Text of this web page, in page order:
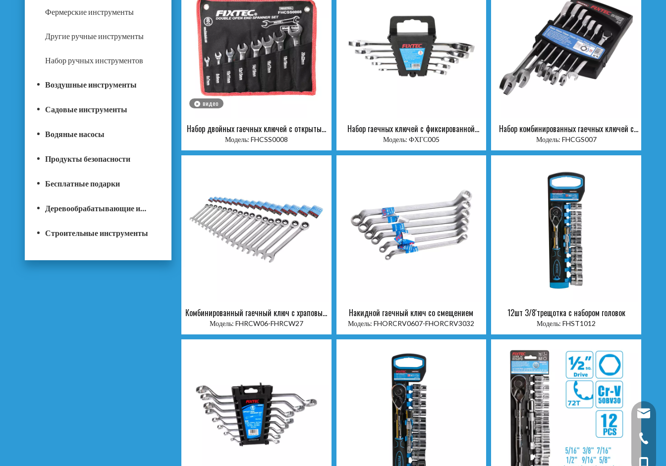
Фермерские инструменты
Другие ручные инструменты
Набор ручных инструментов
Воздушные инструменты
Садовые инструменты
Водяные насосы
Продукты безопасности
Бесплатные подарки
Деревообрабатывающие инструменты
Строительные инструменты
видео
Набор двойных гаечных ключей с открытым
концом, 8 шт.
Модель: FHCSS0008
Набор гаечных ключей с фиксированной
комбинированной шестерней, 5 шт.
Модель: ФХГС005
Набор комбинированных гаечных ключей с
храповым механизмом из 7 предметов с
фиксированной головкой
Модель: FHCGS007
Комбинированный гаечный ключ с храповым
механизмом с фиксированной головкой
Модель: FHRCW06-FHRCW27
Накидной гаечный ключ со смещением
Модель: FHORCRV0607-FHORCRV3032
12шт 3/8'трещотка с набором головок
Модель: FHST1012
+86-25-